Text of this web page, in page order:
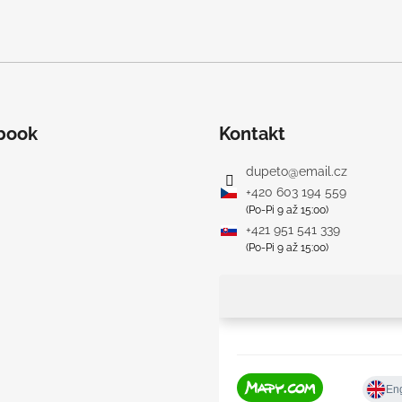
Kontakt
dupeto@email.cz
+420 603 194 559
(Po-Pi 9 až 15:00)
+421 951 541 339
(Po-Pi 9 až 15:00)